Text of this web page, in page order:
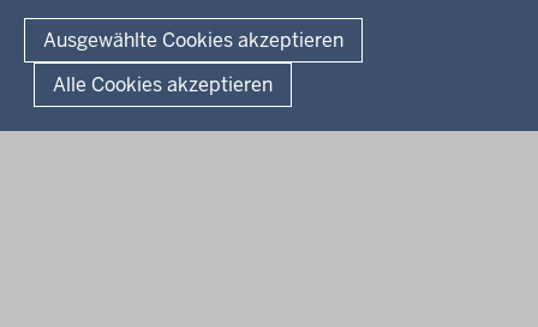
Ausgewählte Cookies akzeptieren
Alle Cookies akzeptieren
Fußzeile
Impressum Datenschutz Barrierefreiheit
Kurzlink zu dieser Seite